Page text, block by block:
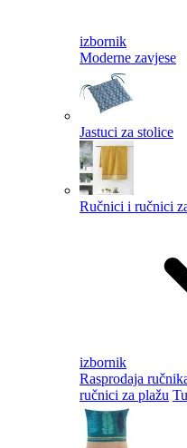
izbornik
Moderne zavjese
Jastuci za stolice
Ručnici i ručnici
izbornik
Rasprodaja
ručnici za plažu